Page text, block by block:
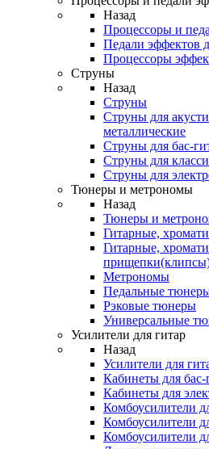
Назад
Процессоры и
Педали эффектов
Процессоры
Струны
Назад
Струны
Струны для
металлические
Струны для бас-
Струны для
Струны для
Тюнеры и метрономы
Назад
Тюнеры и
Гитарные,
Гитарные,
Метрономы
Педальные
Рэковые тюнеры
Универсальные
Усилители для гитар
Назад
Усилители для
Кабинеты для
Кабинеты для
Комбоусилители
Комбоусилители
Комбоусилители